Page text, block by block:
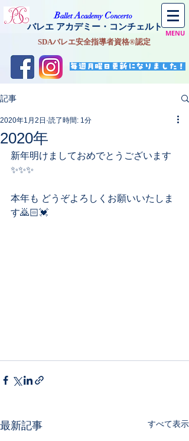
​BalletAcademyConcerto
バレエ アカデミー・コンチェルト
MENU
SDAバレエ安全指導者資格®認定
毎週月曜日更新になりました！
記事
2020年
2020年1月2日 読了時間: 1分
新年明けましておめでとうございます
✨✨✨
本年も どうぞよろしくお願いいたしま
す🙇🏻💓
最新記事 すべて表示